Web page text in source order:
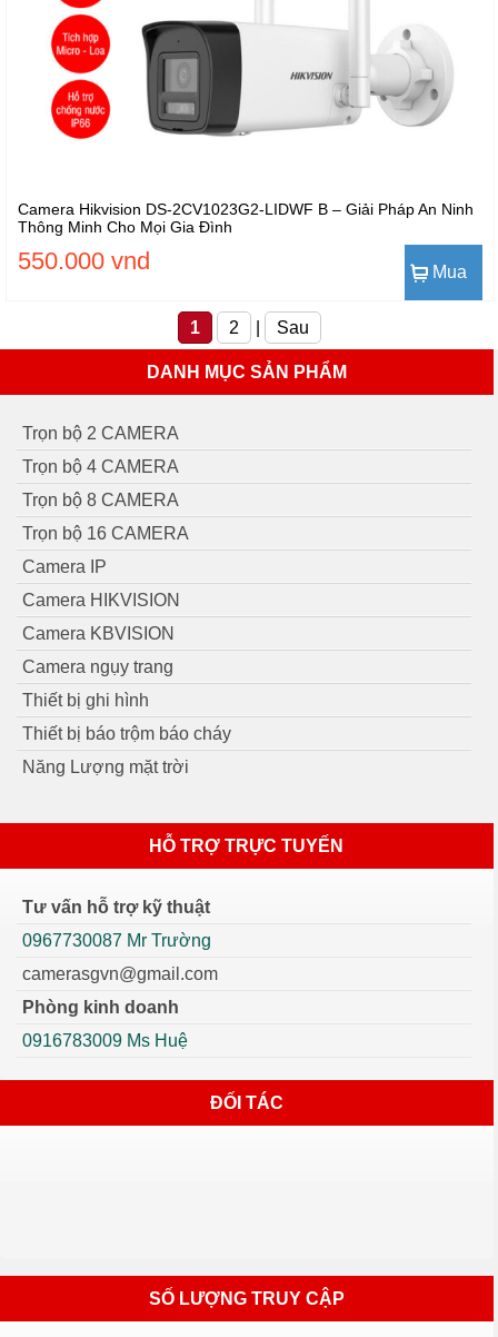
Camera Hikvision DS-2CV1023G2-LIDWF B – Giải Pháp An Ninh
Thông Minh Cho Mọi Gia Đình
550.000 vnd Mua
1 2 Sau
DANH MỤC SẢN PHẨM
Trọn bộ 2 CAMERA
Trọn bộ 4 CAMERA
Trọn bộ 8 CAMERA
Trọn bộ 16 CAMERA
Camera IP
Camera HIKVISION
Camera KBVISION
Camera ngụy trang
Thiết bị ghi hình
Thiết bị báo trộm báo cháy
Năng Lượng mặt trời
HỖ TRỢ TRỰC TUYẾN
Tư vấn hỗ trợ kỹ thuật
0967730087 Mr Trường
camerasgvn@gmail.com
Phòng kinh doanh
0916783009 Ms Huệ
ĐỐI TÁC
SỐ LƯỢNG TRUY CẬP